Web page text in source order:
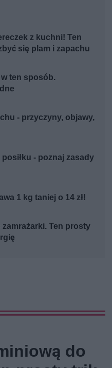
z kuchni! Ten
się plam i zapachu
ten sposób.
- przyczyny, objawy,
- poznaj zasady
1 kg taniej o 14 zł!
Ten prosty
do